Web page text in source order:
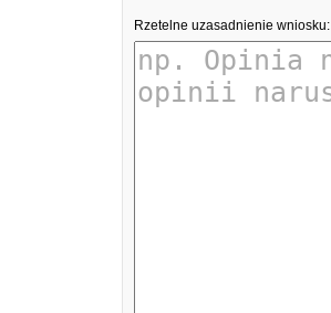
Rzetelne uzasadnienie wniosku: